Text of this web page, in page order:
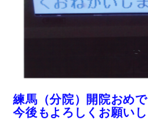
練馬（分院）開院おめで
今後もよろしくお願いし
土